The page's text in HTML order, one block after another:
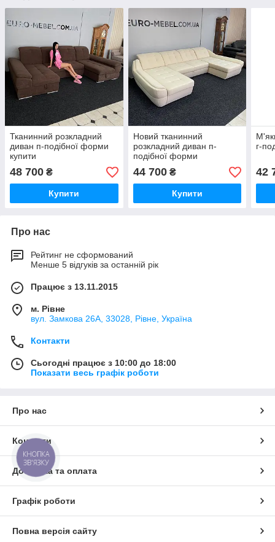
Тканинний розкладний
диван п-подібної форми
купити
48 700 ₴
Купити
Новий тканинний
розкладний диван п-
подібної форми
44 700₴
Купити
г-
42
Про нас
Рейтинг не сформований
Менше 5 відгуків за останній рік
Працює з 13.11.2015
м. Рівне
вул. Замкова 26А, 33028, Рівне, Україна
Контакти
Сьогодні працює з 10:00 до 18:00
Показати весь графік роботи
Про нас
Контакти
Доставка та оплата
Графік роботи
Повна версія сайту
КНОПКА
ЗВ'ЯЗКУ